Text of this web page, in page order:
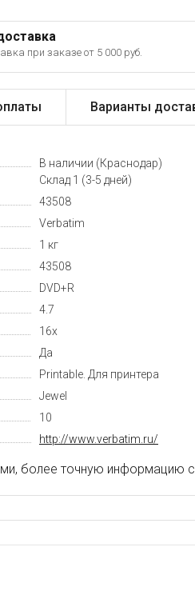
при заказе от 5 000 руб.
Варианты
В наличии (Краснодар)
Склад 1 (3-5 дней)
43508
Verbatim
1 кг
43508
DVD+R
4.7
16x
Да
Printable. Для принтера
Jewel
10
http://www.verbatim.ru/
более точную информацию